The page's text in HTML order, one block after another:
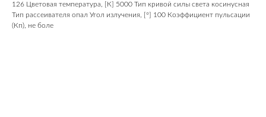
126 Цветовая температура, [К] 5000 Тип кривой силы света косинусная
Тип рассеивателя опал Угол излучения, [°] 100 Коэффициент пульсации
(Кп), не боле